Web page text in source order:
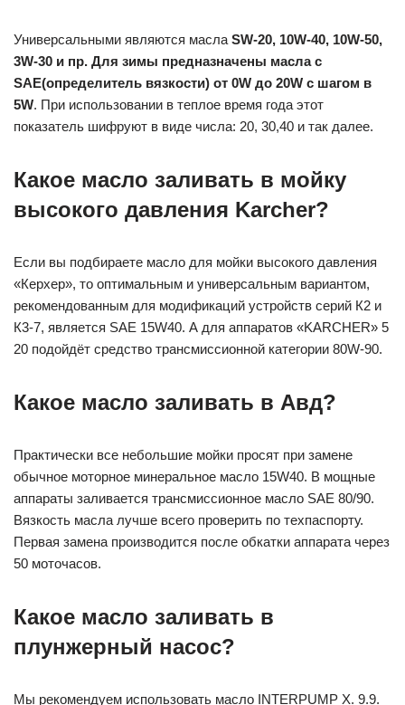
Универсальными являются масла SW-20, 10W-40, 10W-50,
3W-30 и пр. Для зимы предназначены масла с
SAE(определитель вязкости) от 0W до 20W с шагом в
5W. При использовании в теплое время года этот
показатель шифруют в виде числа: 20, 30,40 и так далее.
Какое масло заливать в мойку
высокого давления Karcher?
Если вы подбираете масло для мойки высокого давления
«Керхер», то оптимальным и универсальным вариантом,
рекомендованным для модификаций устройств серий К2 и
К3-7, является SAE 15W40. А для аппаратов «KARCHER» 5
20 подойдёт средство трансмиссионной категории 80W-90.
Какое масло заливать в Авд?
Практически все небольшие мойки просят при замене
обычное моторное минеральное масло 15W40. В мощные
аппараты заливается трансмиссионное масло SAE 80/90.
Вязкость масла лучше всего проверить по техпаспорту.
Первая замена производится после обкатки аппарата через
50 моточасов.
Какое масло заливать в
плунжерный насос?
Мы рекомендуем использовать масло INTERPUMP X. 9.9.